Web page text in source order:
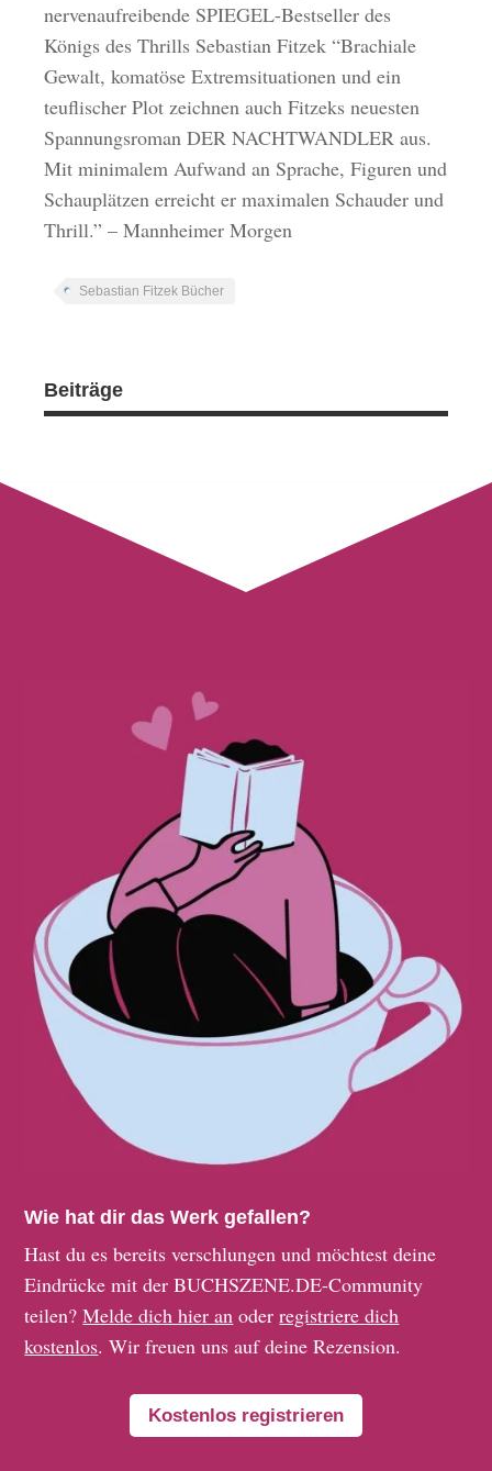
nervenaufreibende SPIEGEL-Bestseller des
Königs des Thrills Sebastian Fitzek “Brachiale
Gewalt, komatöse Extremsituationen und ein
teuflischer Plot zeichnen auch Fitzeks neuesten
Spannungsroman DER NACHTWANDLER aus.
Mit minimalem Aufwand an Sprache, Figuren und
Schauplätzen erreicht er maximalen Schauder und
Thrill.” – Mannheimer Morgen
Sebastian Fitzek Bücher
Beiträge
Wie hat dir das Werk gefallen?
Hast du es bereits verschlungen und möchtest deine
Eindrücke mit der BUCHSZENE.DE-Community
teilen?Melde dich hier an oderregistriere dich
kostenlos. Wir freuen uns auf deine Rezension.
Kostenlos registrieren